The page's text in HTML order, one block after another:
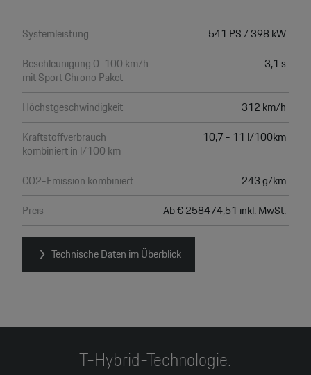
Systemleistung
541 PS / 398 kW
Beschleunigung 0-100 km/h
mit Sport Chrono Paket
3,1 s
Höchstgeschwindigkeit
312 km/h
Kraftstoffverbrauch
kombiniert in l/100 km
10,7 - 11 l/100km
CO2-Emission kombiniert
243 g/km
Preis
Ab € 258474,51 inkl. MwSt.
Technische Daten im Überblick
T-Hybrid-Technologie.